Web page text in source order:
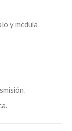
y médula